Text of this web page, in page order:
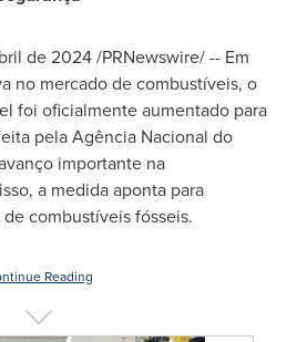
de 2024/PRNewswire/ -- Em
no mercado de combustíveis, o
foi oficialmente aumentado para
pela Agência Nacional do
importante na
a medida aponta para
combustíveis fósseis.
Reading